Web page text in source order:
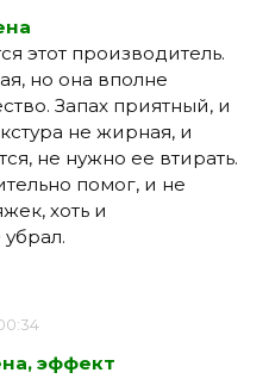
этот производитель.
но она вполне
Запах приятный, и
не жирная, и
не нужно ее втирать.
помог, и не
хоть и
эффект